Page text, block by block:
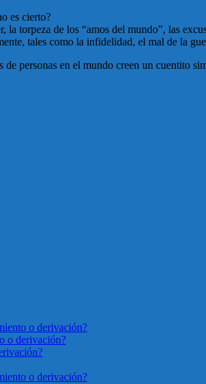
es cierto?
torpeza de los “amos del mundo”, las
tales como la infidelidad, el mal de la
personas en el mundo creen un cuentito
o derivación?
o derivación?
o derivación?